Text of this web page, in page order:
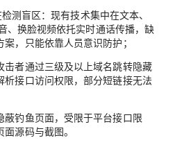
测盲区：现有技术集中在文本、
、换脸视频依托实时通话传播，缺
，只能依靠人员意识防护；
者通过三级及以上域名跳转隐藏
接口访问权限，部分短链接无法
钓鱼页面，受限于平台接口限
源码与截图。